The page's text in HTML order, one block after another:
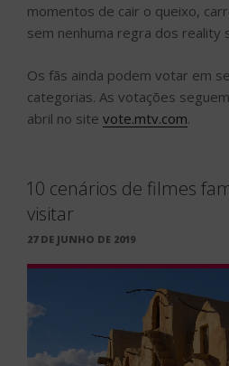
momentos de cair o queixo,
sem nenhuma regra dos reality
Os fãs ainda podem votar em
categorias. As votações
abril no site vote.mtv.com.
10 cenários de filmes
visitar
PUBLICADO
27 DE JUNHO DE 2019